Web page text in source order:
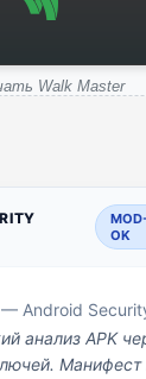
Walk Master
OK
— Android
анализ APK